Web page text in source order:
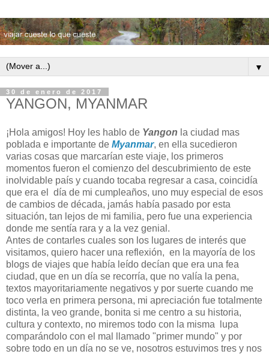
▼
30 de enero de 2017
YANGON, MYANMAR
¡Hola amigos! Hoy les hablo de Yangon la ciudad mas
poblada e importante de Myanmar, en ella sucedieron
varias cosas que marcarían este viaje, los primeros
momentos fueron el comienzo del descubrimiento de este
inolvidable país y cuando tocaba regresar a casa, coincidía
que era el día de mi cumpleaños, uno muy especial de esos
de cambios de década, jamás había pasado por esta
situación, tan lejos de mi familia, pero fue una experiencia
donde me sentía rara y a la vez genial.
Antes de contarles cuales son los lugares de interés que
visitamos, quiero hacer una reflexión, en la mayoría de los
blogs de viajes que había leído decían que era una fea
ciudad, que en un día se recorría, que no valía la pena,
textos mayoritariamente negativos y por suerte cuando me
toco verla en primera persona, mi apreciación fue totalmente
distinta, la veo grande, bonita si me centro a su historia,
cultura y contexto, no miremos todo con la misma lupa
comparándolo con el mal llamado "primer mundo" y por
sobre todo en un día no se ve, nosotros estuvimos tres y nos